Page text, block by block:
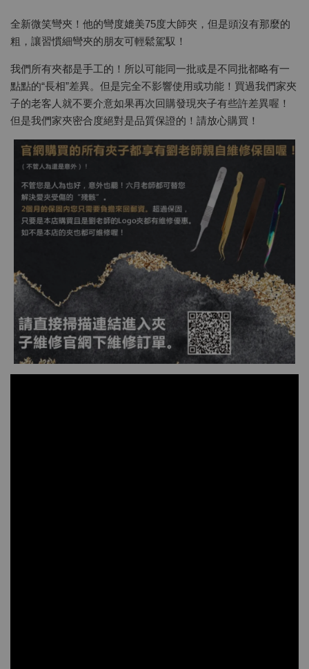
全新微笑彎夾！他的彎度媲美75度大師夾，但是頭沒有那麼的
粗，讓習慣細彎夾的朋友可輕鬆駕馭！
我們所有夾都是手工的！所以可能同一批或是不同批都略有一
點點的“長相”差異。但是完全不影響使用或功能！買過我們家夾
子的老客人就不要介意如果再次回購發現夾子有些許差異喔！
但是我們家夾密合度絕對是品質保證的！請放心購買！